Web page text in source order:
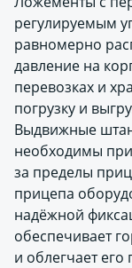
регулируемым
равномерно
давление на
перевозках и
погрузку и
Выдвижные
необходимы
за пределы
прицепа
надёжной
обеспечивает
и облегчает